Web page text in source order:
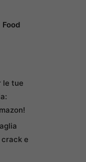
Food
le tue
e